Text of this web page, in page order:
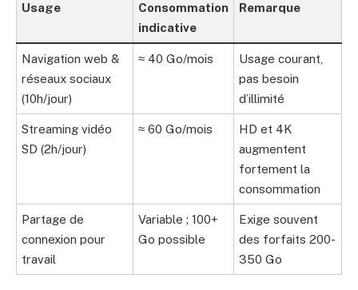
Usage
Consommation
indicative
Remarque
Navigation web &
réseaux sociaux
(10h/jour)
≈ 40 Go/mois
Usage courant,
pas besoin
d’illimité
Streaming vidéo
SD (2h/jour)
≈ 60 Go/mois
HD et 4K
augmentent
fortement la
consommation
Partage de
connexion pour
travail
Variable ; 100+
Go possible
Exige souvent
des forfaits 200-
350 Go